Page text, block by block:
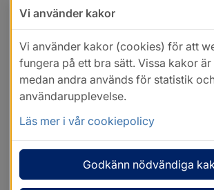
Vi använder kakor
Vi använder kakor (cookies) för att
fungera på ett bra sätt. Vissa kakor
medan andra används för statistik
användarupplevelse.
Läs mer i vår cookiepolicy
Godkänn nödvändiga